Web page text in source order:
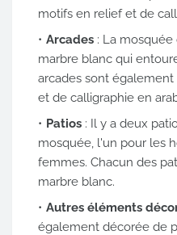
motifs en relief et de
Arcades : La
marbre blanc qui
arcades sont
et de calligraphie en
Patios : Il y a deux
mosquée, l'un pour les
femmes. Chacun des
marbre blanc.
Autres éléments
également décorée de